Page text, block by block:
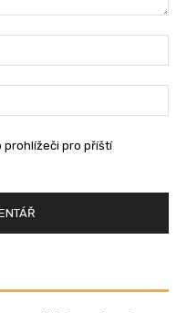
prohlížeči pro příští